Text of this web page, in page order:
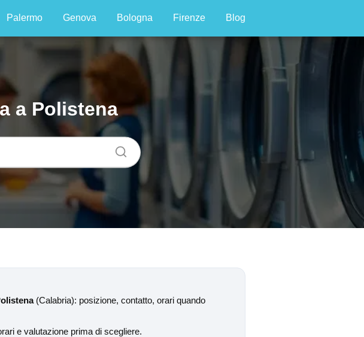
Palermo Genova Bologna Firenze Blog
a Polistena
(Calabria): posizione, contatto, orari quando
e valutazione prima di scegliere.